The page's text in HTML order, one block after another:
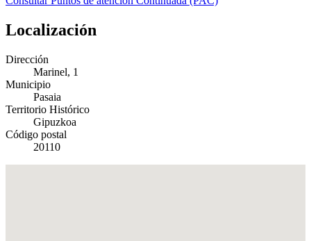
Localización
Dirección
Marinel, 1
Municipio
Pasaia
Territorio Histórico
Gipuzkoa
Código postal
20110